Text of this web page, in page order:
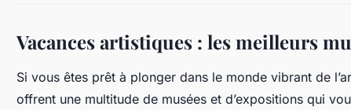
Vacances artistiques : les meilleurs
Si vous êtes prêt à plonger dans le monde vibrant de
offrent une multitude de musées et d’expositions qui